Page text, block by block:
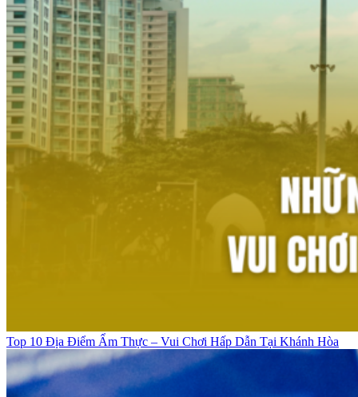
Top 10 Địa Điểm Ẩm Thực – Vui Chơi Hấp Dẫn Tại Khánh Hòa